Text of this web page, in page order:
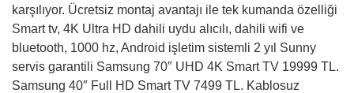
karşılıyor. Ücretsiz montaj avantajı ile tek kumanda özelliği
Smart tv, 4K Ultra HD dahili uydu alıcılı, dahili wifi ve
bluetooth, 1000 hz, Android işletim sistemli 2 yıl Sunny
servis garantili Samsung 70″ UHD 4K Smart TV 19999 TL.
Samsung 40″ Full HD Smart TV 7499 TL. Kablosuz